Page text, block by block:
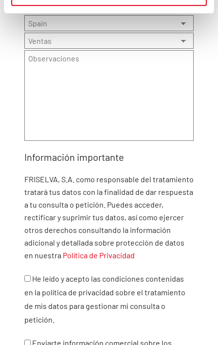
Información importante
FRISELVA, S.A. como responsable del tratamiento
tratará tus datos con la finalidad de dar respuesta
a tu consulta o petición. Puedes acceder,
rectificar y suprimir tus datos, así como ejercer
otros derechos consultando la información
adicional y detallada sobre protección de datos
en nuestra Política de Privacidad
He leído y acepto las condiciones contenidas
en la política de privacidad sobre el tratamiento
de mis datos para gestionar mi consulta o
petición.
Enviarte información comercial sobre los